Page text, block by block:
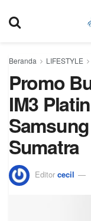
Beranda LIFESTYLE
Promo
IM3
Sumatra
Editor cecil